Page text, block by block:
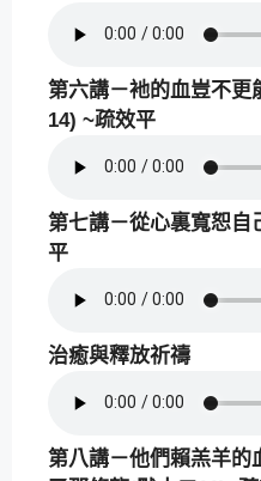
第六講－衪的血豈不更
14) ~疏效平
第七講－從心裏寬恕自
平
治癒與釋放祈禱
第八講－他們賴羔羊的